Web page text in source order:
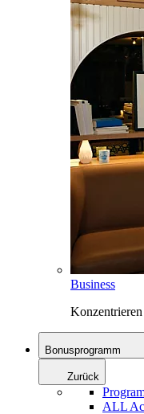
Business
Bonusprogramm
Zurück
ALL